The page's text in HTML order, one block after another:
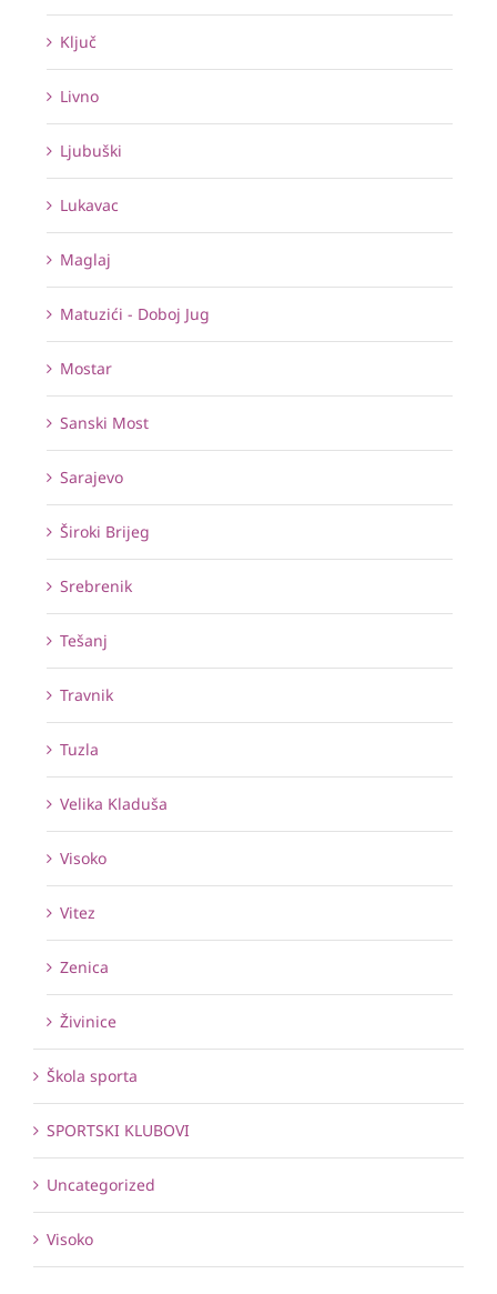
Ključ
Livno
Ljubuški
Lukavac
Maglaj
Matuzići - Doboj Jug
Mostar
Sanski Most
Sarajevo
Široki Brijeg
Srebrenik
Tešanj
Travnik
Tuzla
Velika Kladuša
Visoko
Vitez
Zenica
Živinice
Škola sporta
SPORTSKI KLUBOVI
Uncategorized
Visoko